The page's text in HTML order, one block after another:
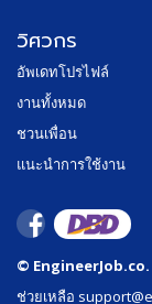
วิศวกร
อัพเดทโปรไฟล์
งานทั้งหมด
ชวนเพื่อน
แนะนำการใช้งาน
©
ช่วยเหลือ